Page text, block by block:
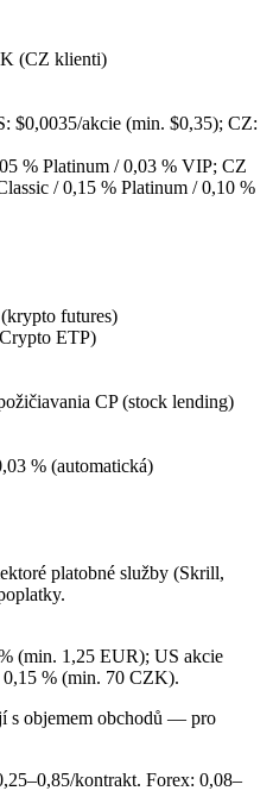
(CZ klienti)
$0,0035/akcie (min. $0,35); CZ:
% Platinum / 0,03 % VIP; CZ
/ 0,15 % Platinum / 0,10 %
futures)
ETP)
CP (stock lending)
% (automatická)
platobné služby (Skrill,
(min. 1,25 EUR); US akcie
% (min. 70 CZK).
s objemem obchodů — pro
kontrakt. Forex: 0,08–